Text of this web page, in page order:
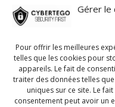
Gérer le
Pour offrir les meilleures
telles que les cookies pour
appareils. Le fait de
traiter des données telles
uniques sur ce site. Le
consentement peut avoir un
Nadmin dansGuide